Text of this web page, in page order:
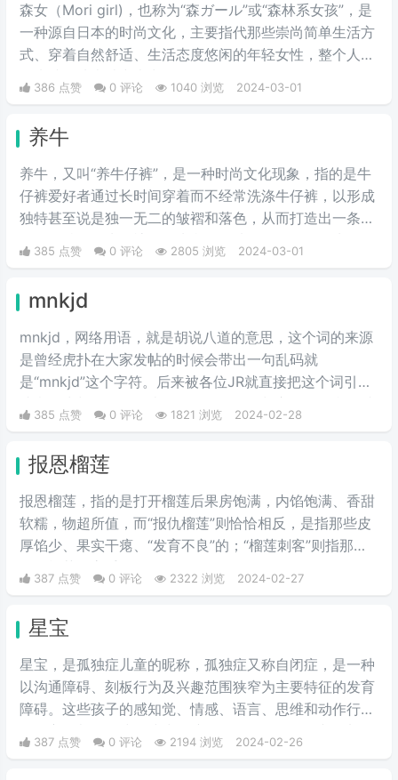
森女（Mori girl)，也称为“森ガール”或“森林系女孩”，是
一种源自日本的时尚文化，主要指代那些崇尚简单生活方
式、穿着自然舒适、生活态度悠闲的年轻女性，整个人看
386 点赞 0 评论 1040 浏览 2024-03-01
养牛
养牛，又叫“养牛仔裤”，是一种时尚文化现象，指的是牛
仔裤爱好者通过长时间穿着而不经常洗涤牛仔裤，以形成
独特甚至说是独一无二的皱褶和落色，从而打造出一条具
裤，是没有经过洗水处理的，也就是我们所说的“多穿少
385 点赞 0 评论 2805 浏览 2024-03-01
mnkjd
mnkjd，网络用语，就是胡说八道的意思，这个词的来源
是曾经虎扑在大家发帖的时候会带出一句乱码就
是“mnkjd”这个字符。后来被各位JR就直接把这个词引申
说他在mnkjd，也就是胡乱说话的意思。
385 点赞 0 评论 1821 浏览 2024-02-28
报恩榴莲
报恩榴莲，指的是打开榴莲后果房饱满，内馅饱满、香甜
软糯，物超所值，而“报仇榴莲”则恰恰相反，是指那些皮
厚馅少、果实干瘪、“发育不良”的；“榴莲刺客”则指那些
387 点赞 0 评论 2322 浏览 2024-02-27
星宝
星宝，是孤独症儿童的昵称，孤独症又称自闭症，是一种
以沟通障碍、刻板行为及兴趣范围狭窄为主要特征的发育
障碍。这些孩子的感知觉、情感、语言、思维和动作行为
且急需社会关爱与理解的群体。
387 点赞 0 评论 2194 浏览 2024-02-26